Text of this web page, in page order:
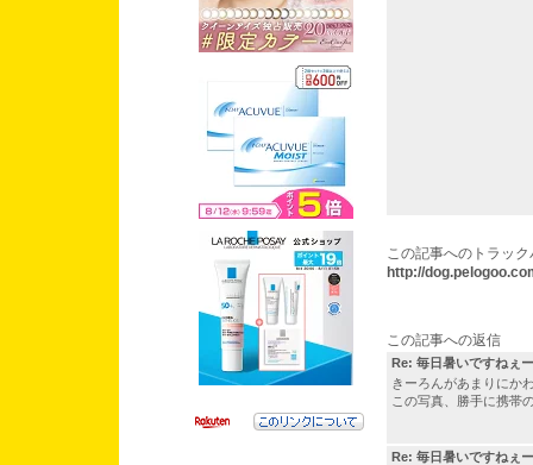
この記事へのトラッ
http://
この記事への返信
Re: 毎日暑いですねぇー
きーろんがあまりにか
この写真、勝手に携帯
Re: 毎日暑いですねぇー